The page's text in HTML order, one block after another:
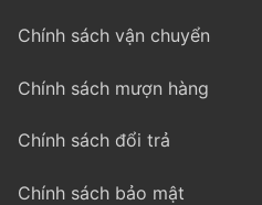
Chính sách vận chuyển
Chính sách mượn hàng
Chính sách đổi trả
Chính sách bảo mật